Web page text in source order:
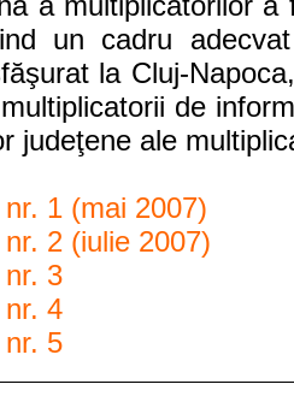
un cadru
la Cluj-
de
judeţene ale
1 (mai 2007)
2 (iulie 2007)
3
4
5